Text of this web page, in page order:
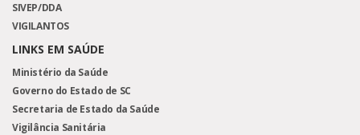
SIVEP/DDA
VIGILANTOS
LINKS EM SAÚDE
Ministério da Saúde
Governo do Estado de SC
Secretaria de Estado da Saúde
Vigilância Sanitária